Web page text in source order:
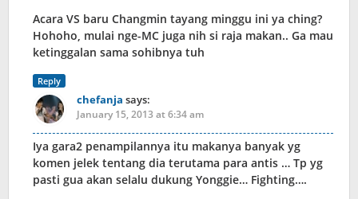
Acara VS baru Changmin tayang minggu ini ya ching?
Hohoho, mulai nge-MC juga nih si raja makan.. Ga mau
ketinggalan sama sohibnya tuh
Reply
chefanja says:
January 15, 2013 at 6:34 am
Iya gara2 penampilannya itu makanya banyak yg
komen jelek tentang dia terutama para antis … Tp yg
pasti gua akan selalu dukung Yonggie… Fighting….